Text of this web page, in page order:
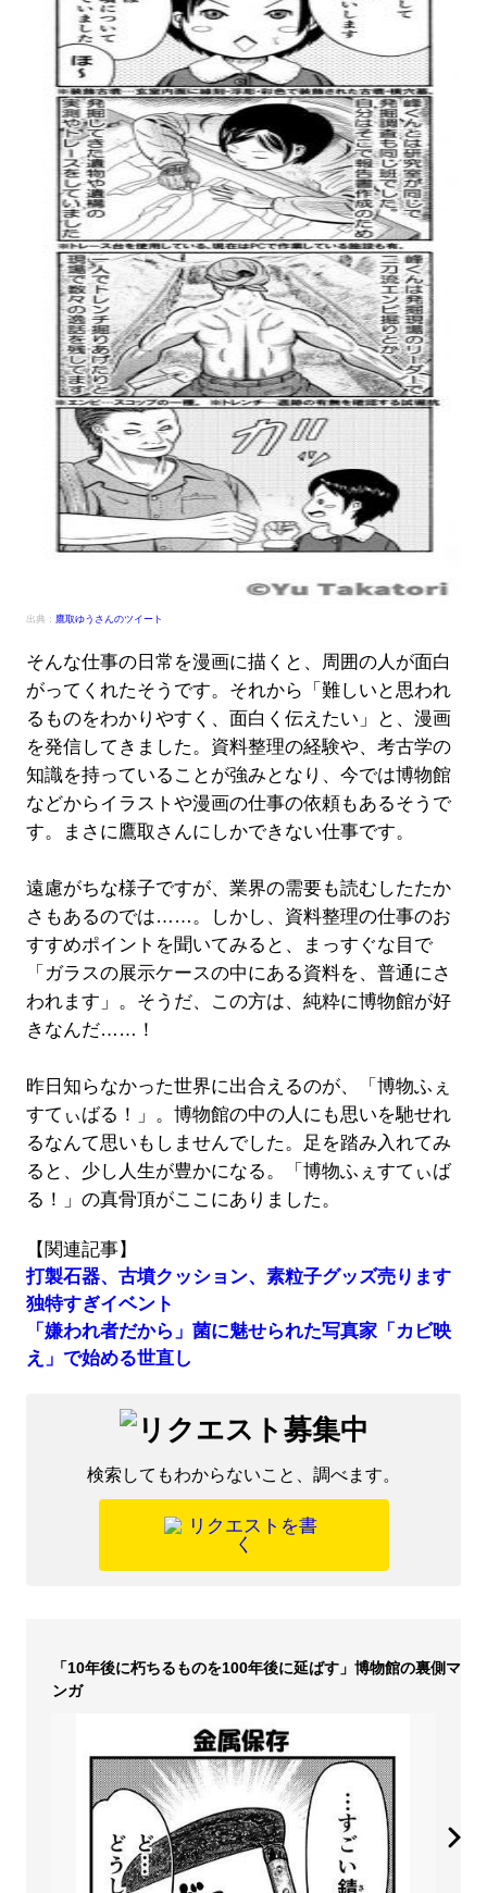
出典： 鷹取ゆうさんのツイート
そんな仕事の日常を漫画に描くと、周囲の人が面白
がってくれたそうです。それから「難しいと思われ
るものをわかりやすく、面白く伝えたい」と、漫画
を発信してきました。資料整理の経験や、考古学の
知識を持っていることが強みとなり、今では博物館
などからイラストや漫画の仕事の依頼もあるそうで
す。まさに鷹取さんにしかできない仕事です。
遠慮がちな様子ですが、業界の需要も読むしたたか
さもあるのでは……。しかし、資料整理の仕事のお
すすめポイントを聞いてみると、まっすぐな目で
「ガラスの展示ケースの中にある資料を、普通にさ
われます」。そうだ、この方は、純粋に博物館が好
きなんだ……！
昨日知らなかった世界に出合えるのが、「博物ふぇ
すてぃばる！」。博物館の中の人にも思いを馳せれ
るなんて思いもしませんでした。足を踏み入れてみ
ると、少し人生が豊かになる。「博物ふぇすてぃば
る！」の真骨頂がここにありました。
【関連記事】
打製石器、古墳クッション、素粒子グッズ売ります
独特すぎイベント
「嫌われ者だから」菌に魅せられた写真家「カビ映
え」で始める世直し
検索してもわからないこと、調べます。
「10年後に朽ちるものを100年後に延ばす」博物館の裏側マ
ンガ